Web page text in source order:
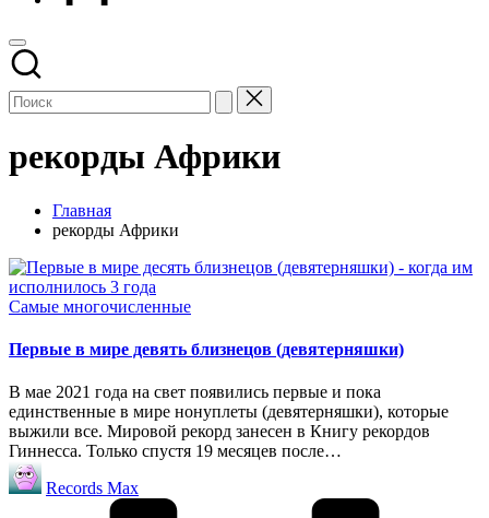
рекорды Африки
Главная
рекорды Африки
Опубликовано
Самые многочисленные
Первые в мире девять близнецов (девятерняшки)
В мае 2021 года на свет появились первые и пока
единственные в мире нонуплеты (девятерняшки), которые
выжили все. Мировой рекорд занесен в Книгу рекордов
Гиннесса. Только спустя 19 месяцев после…
Запись
от
Records Max